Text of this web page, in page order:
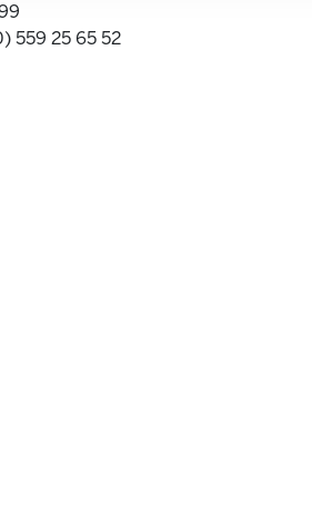
559 25 65 52